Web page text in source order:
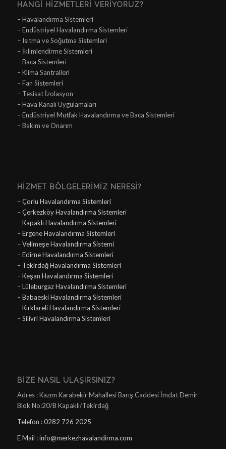
HANGI HIZMETLERI VERIYORUZ?
– Havalandırma Sistemleri
– Endüstriyel Havalandırma Sistemleri
– Isıtma ve Soğutma Sistemleri
– İklimlendirme Sistemleri
– Baca Sistemleri
– Klima Santralleri
– Fan Sistemleri
– Tesisat İzolasyon
– Hava Kanalı Uygulamaları
– Endüstriyel Mutfak Havalandırma ve Baca Sistemleri
– Bakım ve Onarım
HIZMET BÖLGELERIMIZ NERESI?
–Çorlu Havalandırma Sistemleri
–Çerkezköy Havalandırma Sistemleri
–Kapaklı Havalandırma Sistemleri
–Ergene Havalandırma Sistemleri
–Velimeşe Havalandırma Sistemi
–Edirne Havalandırma Sistemleri
– Tekirdağ Havalandırma Sistemleri
–Keşan Havalandırma Sistemleri
–Lüleburgaz Havalandırma Sistemleri
–Babaeski Havalandırma Sistemleri
–Kırklareli Havalandırma Sistemleri
–Silivri Havalandırma Sistemleri
BIZE NASIL ULAŞIRSINIZ?
Adres : Kazım Karabekir Mahallesi Barış Caddesi İmdat Demir
Blok No:20/B Kapaklı/Tekirdağ
Telefon : 0282 726 2025
E Mail : info@merkezhavalandirma.com